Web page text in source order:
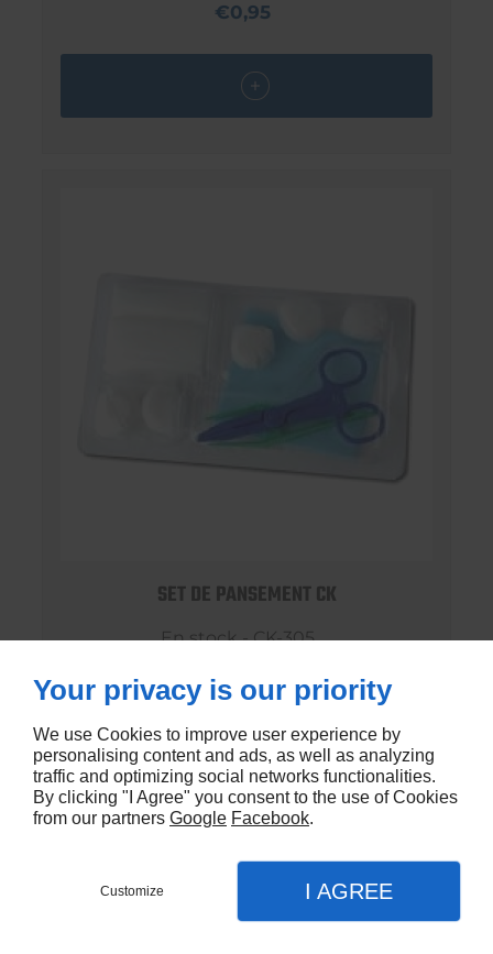
€0,95
SET DE PANSEMENT CK
En stock - CK-305
€0,99
Your privacy is our priority
We use Cookies to improve user experience by
personalising content and ads, as well as analyzing
traffic and optimizing social networks functionalities.
By clicking "I Agree" you consent to the use of Cookies
from our partners Google Facebook.
Customize I AGREE